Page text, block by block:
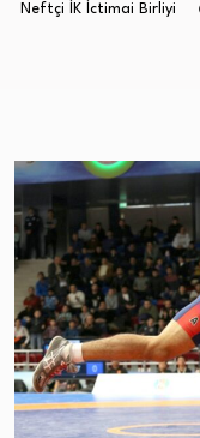
Neftçi İK İctimai Birliyi